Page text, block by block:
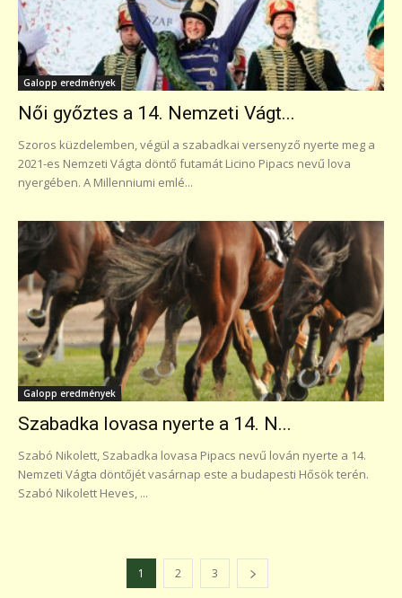
Galopp eredmények
Női győztes a 14. Nemzeti Vágt...
Szoros küzdelemben, végül a szabadkai versenyző nyerte meg a
2021-es Nemzeti Vágta döntő futamát Licino Pipacs nevű lova
nyergében. A Millenniumi emlé...
Galopp eredmények
Szabadka lovasa nyerte a 14. N...
Szabó Nikolett, Szabadka lovasa Pipacs nevű lován nyerte a 14.
Nemzeti Vágta döntőjét vasárnap este a budapesti Hősök terén.
Szabó Nikolett Heves, ...
1 2 3